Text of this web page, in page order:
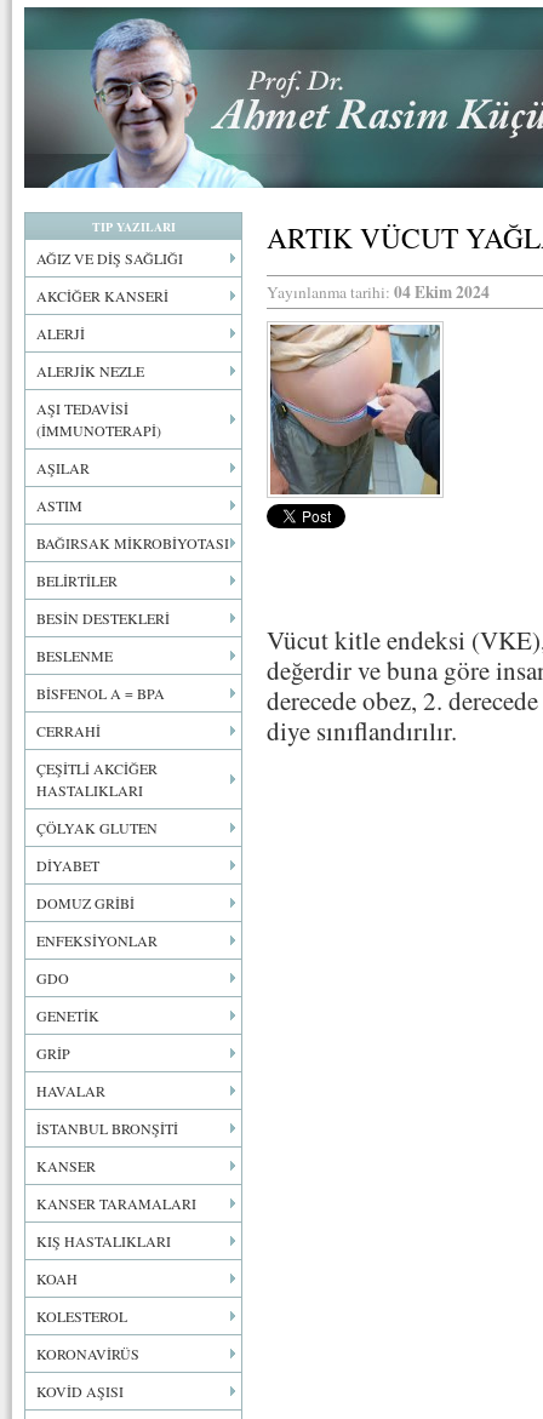
TIP YAZILARI
AĞIZ VE DİŞ SAĞLIĞI
AKCİĞER KANSERİ
ALERJİ
ALERJİK NEZLE
AŞI TEDAVİSİ
(İMMUNOTERAPİ)
AŞILAR
ASTIM
BAĞIRSAK MİKROBİYOTASI
BELİRTİLER
BESİN DESTEKLERİ
BESLENME
BİSFENOL A = BPA
CERRAHİ
ÇEŞİTLİ AKCİĞER
HASTALIKLARI
ÇÖLYAK GLUTEN
DİYABET
DOMUZ GRİBİ
ENFEKSİYONLAR
GDO
GENETİK
GRİP
HAVALAR
İSTANBUL BRONŞİTİ
KANSER
KANSER TARAMALARI
KIŞ HASTALIKLARI
KOAH
KOLESTEROL
KORONAVİRÜS
KOVİD AŞISI
ARTIK VÜCUT
Yayınlanma tarihi: 04 Ekim 2024
Vücut kitle endeksi
değerdir ve buna göre
derecede obez, 2.
diye sınıflandırılır.